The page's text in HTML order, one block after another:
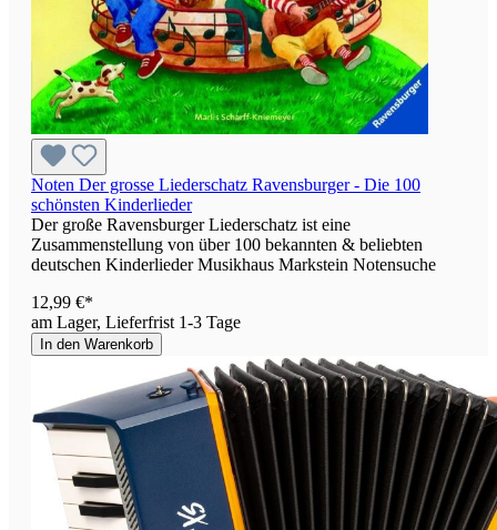
Noten Der grosse Liederschatz Ravensburger - Die 100
schönsten Kinderlieder
Der große Ravensburger Liederschatz ist eine
Zusammenstellung von über 100 bekannten & beliebten
deutschen Kinderlieder Musikhaus Markstein Notensuche
12,99 €*
am Lager, Lieferfrist 1-3 Tage
In den Warenkorb